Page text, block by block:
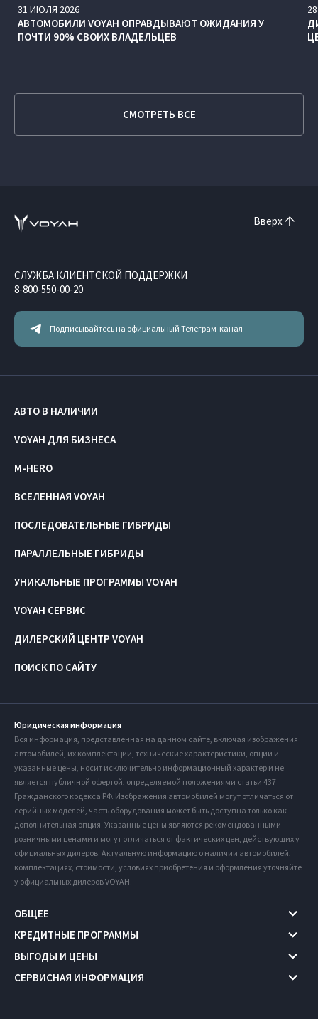
31 ИЮЛЯ 2026
АВТОМОБИЛИ VOYAH ОПРАВДЫВАЮТ ОЖИДАНИЯ У
ПОЧТИ 90% СВОИХ ВЛАДЕЛЬЦЕВ
28
СМОТРЕТЬ ВСЕ
Вверх
Подписывайтесь на официальный Телеграм-канал
СЛУЖБА КЛИЕНТСКОЙ ПОДДЕРЖКИ
8-800-550-00-20
АВТО В НАЛИЧИИ
VOYAH ДЛЯ БИЗНЕСА
M-HERO
ПОИСК ПО САЙТУ
ВСЕЛЕННАЯ VOYAH
ПОСЛЕДОВАТЕЛЬНЫЕ ГИБРИДЫ
ПАРАЛЛЕЛЬНЫЕ ГИБРИДЫ
УНИКАЛЬНЫЕ ПРОГРАММЫ VOYAH
VOYAH СЕРВИС
ДИЛЕРСКИЙ ЦЕНТР VOYAH
Юридическая информация
Вся информация, представленная на данном сайте, включая изображения
автомобилей, их комплектации, технические характеристики, опции и
указанные цены, носит исключительно информационный характер и не
является публичной офертой, определяемой положениями статьи 437
Гражданского кодекса РФ. Изображения автомобилей могут отличаться от
серийных моделей, часть оборудования может быть доступна только как
дополнительная опция. Указанные цены являются рекомендованными
розничными ценами и могут отличаться от фактических цен, действующих у
официальных дилеров. Актуальную информацию о наличии автомобилей,
комплектациях, стоимости, условиях приобретения и оформления уточняйте
у официальных дилеров VOYAH.
ОБЩЕЕ
КРЕДИТНЫЕ ПРОГРАММЫ
ВЫГОДЫ И ЦЕНЫ
СЕРВИСНАЯ ИНФОРМАЦИЯ